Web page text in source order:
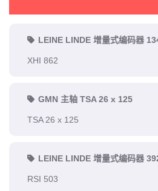
LEINE LINDE 增量式编码器
XHI 862
GMN 主轴 TSA 26 x 125
TSA 26 x 125
LEINE LINDE 增量式编码器
RSI 503